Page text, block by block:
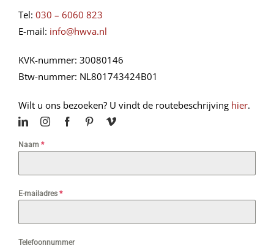
Tel: 030 – 6060 823
E-mail: info@hwva.nl
KVK-nummer: 30080146
Btw-nummer: NL801743424B01
Wilt u ons bezoeken? U vindt de routebeschrijving hier.
Naam *
E-mailadres *
Telefoonnummer